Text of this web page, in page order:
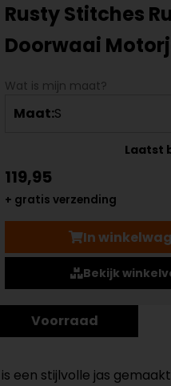
Rusty Stitches
Doorwaai
Wat is mijn maat?
Maat:S
Laatst
119,95
+ gratis verzending
In
Bekijk
Voorraad
een stijlvolle jas